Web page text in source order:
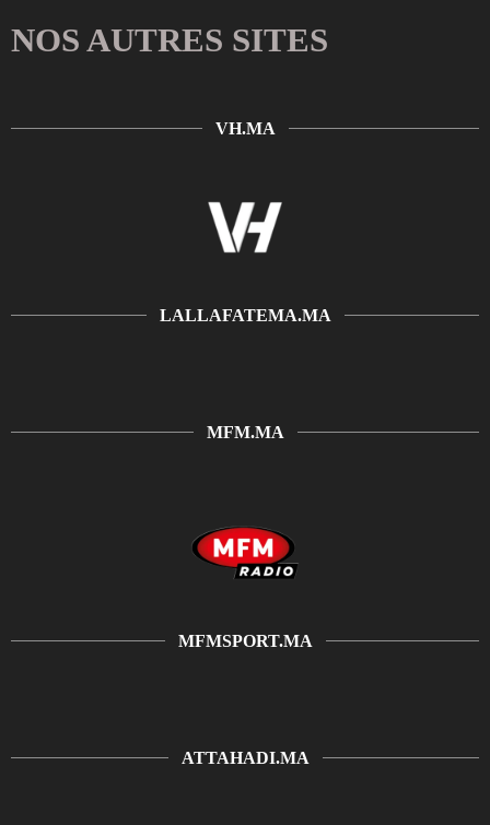
NOS AUTRES SITES
VH.MA
LALLAFATEMA.MA
MFM.MA
MFMSPORT.MA
ATTAHADI.MA